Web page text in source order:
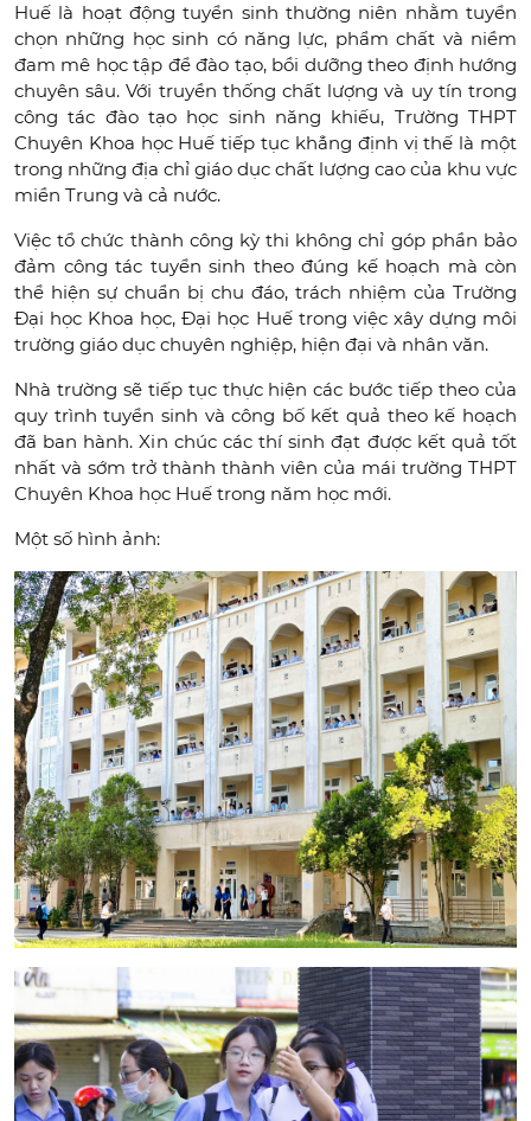
Huế là hoạt động tuyển sinh thường niên nhằm tuyển
chọn những học sinh có năng lực, phẩm chất và niềm
đam mê học tập để đào tạo, bồi dưỡng theo định hướng
chuyên sâu. Với truyền thống chất lượng và uy tín trong
công tác đào tạo học sinh năng khiếu, Trường THPT
Chuyên Khoa học Huế tiếp tục khẳng định vị thế là một
trong những địa chỉ giáo dục chất lượng cao của khu vực
miền Trung và cả nước.
Việc tổ chức thành công kỳ thi không chỉ góp phần bảo
đảm công tác tuyển sinh theo đúng kế hoạch mà còn
thể hiện sự chuẩn bị chu đáo, trách nhiệm của Trường
Đại học Khoa học, Đại học Huế trong việc xây dựng môi
trường giáo dục chuyên nghiệp, hiện đại và nhân văn.
Nhà trường sẽ tiếp tục thực hiện các bước tiếp theo của
quy trình tuyển sinh và công bố kết quả theo kế hoạch
đã ban hành. Xin chúc các thí sinh đạt được kết quả tốt
nhất và sớm trở thành thành viên của mái trường THPT
Chuyên Khoa học Huế trong năm học mới.
Một số hình ảnh: